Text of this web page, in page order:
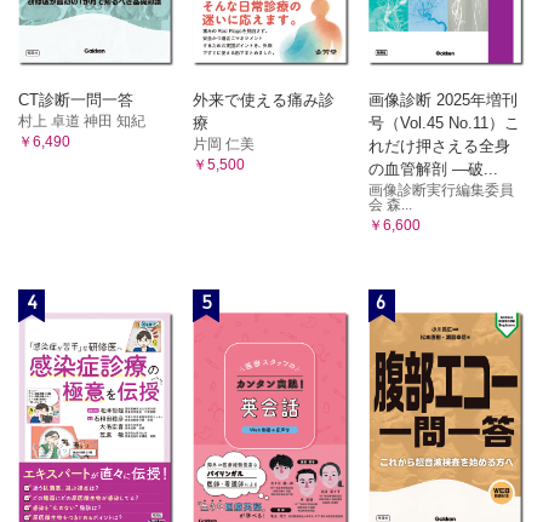
CT診断一問一答
村上 卓道 神田 知紀
￥6,490
外来で使える痛み診
療
片岡 仁美
￥5,500
画像診断 2025年増刊
号（Vol.45 No.11）こ
れだけ押さえる全身
の血管解剖 ―破...
画像診断実行編集委員
会 森...
￥6,600
4 5 6